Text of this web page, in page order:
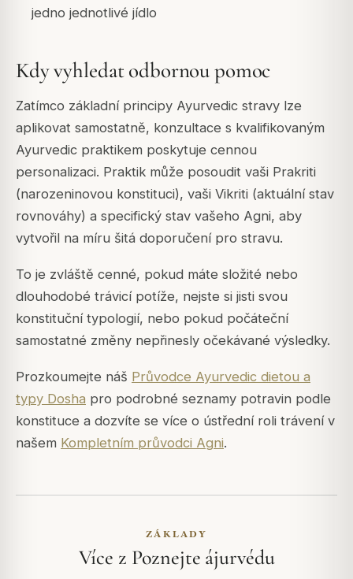
jedno jednotlivé jídlo
Kdy vyhledat odbornou pomoc
Zatímco základní principy Ayurvedic stravy lze
aplikovat samostatně, konzultace s kvalifikovaným
Ayurvedic praktikem poskytuje cennou
personalizaci. Praktik může posoudit vaši Prakriti
(narozeninovou konstituci), vaši Vikriti (aktuální stav
rovnováhy) a specifický stav vašeho Agni, aby
vytvořil na míru šitá doporučení pro stravu.
To je zvláště cenné, pokud máte složité nebo
dlouhodobé trávicí potíže, nejste si jisti svou
konstituční typologií, nebo pokud počáteční
samostatné změny nepřinesly očekávané výsledky.
Prozkoumejte náš Průvodce Ayurvedic dietou a
typy Dosha pro podrobné seznamy potravin podle
konstituce a dozvíte se více o ústřední roli trávení v
našem Kompletním průvodci Agni.
ZÁKLADY
Více z Poznejte ájurvédu